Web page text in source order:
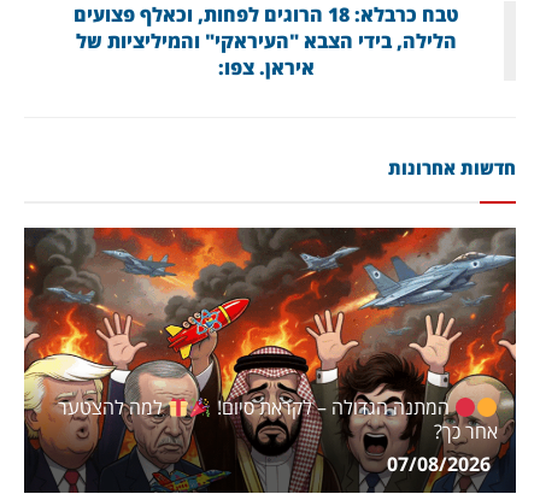
טבח כרבלא: 18 הרוגים לפחות, וכאלף פצועים
הלילה, בידי הצבא "העיראקי" והמיליציות של
איראן. צפו:
חדשות אחרונות
המתנה הגדולה – לקראת סיום!
למה להצטער
אחר כך?
07/08/2026